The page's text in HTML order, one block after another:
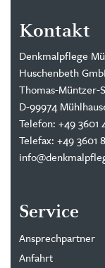
Kontakt
Denkmalpflege
Huschenbeth
Thomas-Müntzer-
D-99974
Telefon: +49 3601
Telefax: +49 3601
Service
Ansprechpartner
Anfahrt